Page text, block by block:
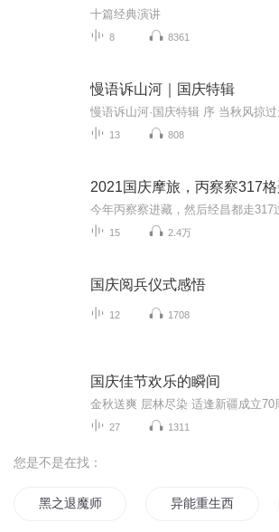
十篇经典演讲
8 8361
慢语诉山河｜国庆特辑
13 808
2021国庆摩旅，丙察察317
15 2.4万
国庆阅兵仪式感悟
12 1708
国庆佳节欢乐的瞬间
27 1311
您是不是在找：
黑之退魔师 异能重生西门庆